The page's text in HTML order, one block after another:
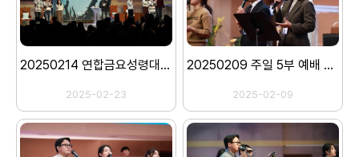
20250214 연합금요성령대망회
2025-02-23
20250209 주일 5부 예배 스캐치
2025-02-09